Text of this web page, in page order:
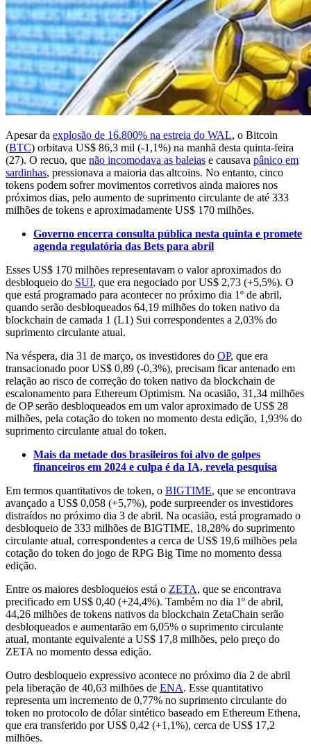
Apesar da explosão de 16.800% na estreia do WAL, o Bitcoin
(BTC) orbitava US$ 86,3 mil (-1,1%) na manhã desta quinta-feira
(27). O recuo, que não incomodava as baleias e causava pânico em
sardinhas, pressionava a maioria das altcoins. No entanto, cinco
tokens podem sofrer movimentos corretivos ainda maiores nos
próximos dias, pelo aumento de suprimento circulante de até 333
milhões de tokens e aproximadamente US$ 170 milhões.
Governo encerra consulta pública nesta quinta e promete
agenda regulatória das Bets para abril
Esses US$ 170 milhões representavam o valor aproximados do
desbloqueio do SUI, que era negociado por US$ 2,73 (+5,5%). O
que está programado para acontecer no próximo dia 1º de abril,
quando serão desbloqueados 64,19 milhões do token nativo da
blockchain de camada 1 (L1) Sui correspondentes a 2,03% do
suprimento circulante atual.
Na véspera, dia 31 de março, os investidores do OP, que era
transacionado poor US$ 0,89 (-0,3%), precisam ficar antenado em
relação ao risco de correção do token nativo da blockchain de
escalonamento para Ethereum Optimism. Na ocasião, 31,34 milhões
de OP serão desbloqueados em um valor aproximado de US$ 28
milhões, pela cotação do token no momento desta edição, 1,93% do
suprimento circulante atual do token.
Mais da metade dos brasileiros foi alvo de golpes
financeiros em 2024 e culpa é da IA, revela pesquisa
Em termos quantitativos de token, o BIGTIME, que se encontrava
avançado a US$ 0,058 (+5,7%), pode surpreender os investidores
distraídos no próximo dia 3 de abril. Na ocasião, está programado o
desbloqueio de 333 milhões de BIGTIME, 18,28% do suprimento
circulante atual, correspondentes a cerca de US$ 19,6 milhões pela
cotação do token do jogo de RPG Big Time no momento dessa
edição.
Entre os maiores desbloqueios está o ZETA, que se encontrava
precificado em US$ 0,40 (+24,4%). Também no dia 1º de abril,
44,26 milhões de tokens nativos da blockchain ZetaChain serão
desbloqueados e aumentarão em 6,05% o suprimento circulante
atual, montante equivalente a US$ 17,8 milhões, pelo preço do
ZETA no momento dessa edição.
Outro desbloqueio expressivo acontece no próximo dia 2 de abril
pela liberação de 40,63 milhões de ENA. Esse quantitativo
representa um incremento de 0,77% no suprimento circulante do
token no protocolo de dólar sintético baseado em Ethereum Ethena,
que era transferido por US$ 0,42 (+1,1%), cerca de US$ 17,2
milhões.